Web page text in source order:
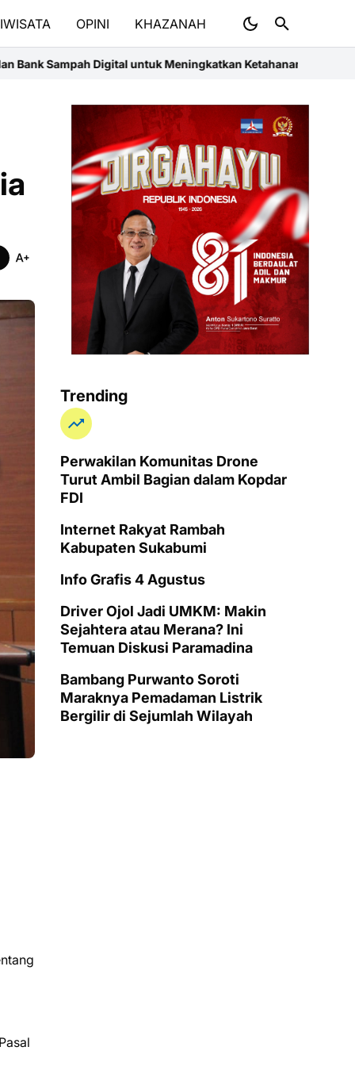
OPINI KHAZANAH
Meningkatkan Ketahanan Lingkungan dan Nilai Ekonomis
Trending
Perwakilan Komunitas Drone
Turut Ambil Bagian dalam Kopdar
FDI
Internet Rakyat Rambah
Kabupaten Sukabumi
Info Grafis 4 Agustus
Driver Ojol Jadi UMKM: Makin
Sejahtera atau Merana? Ini
Temuan Diskusi Paramadina
Bambang Purwanto Soroti
Maraknya Pemadaman Listrik
Bergilir di Sejumlah Wilayah